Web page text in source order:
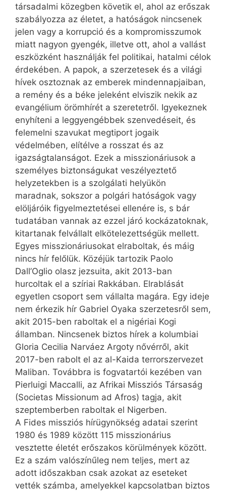
társadalmi közegben követik el, ahol az erőszak
szabályozza az életet, a hatóságok nincsenek
jelen vagy a korrupció és a kompromisszumok
miatt nagyon gyengék, illetve ott, ahol a vallást
eszközként használják fel politikai, hatalmi célok
érdekében. A papok, a szerzetesek és a világi
hívek osztoznak az emberek mindennapjaiban,
a remény és a béke jeleként elviszik nekik az
evangélium örömhírét a szeretetről. Igyekeznek
enyhíteni a leggyengébbek szenvedéseit, és
felemelni szavukat megtiport jogaik
védelmében, elítélve a rosszat és az
igazságtalanságot. Ezek a misszionáriusok a
személyes biztonságukat veszélyeztető
helyzetekben is a szolgálati helyükön
maradnak, sokszor a polgári hatóságok vagy
elöljáróik figyelmeztetései ellenére is, s bár
tudatában vannak az ezzel járó kockázatoknak,
kitartanak felvállalt elkötelezettségük mellett.
Egyes misszionáriusokat elraboltak, és máig
nincs hír felőlük. Közéjük tartozik Paolo
Dall’Oglio olasz jezsuita, akit 2013-ban
hurcoltak el a szíriai Rakkában. Elrablását
egyetlen csoport sem vállalta magára. Egy ideje
nem érkezik hír Gabriel Oyaka szerzetesről sem,
akit 2015-ben raboltak el a nigériai Kogi
államban. Nincsenek biztos hírek a kolumbiai
Gloria Cecilia Narváez Argoty nővérről, akit
2017-ben rabolt el az al-Kaida terrorszervezet
Maliban. Továbbra is fog­vatartói kezében van
Pierluigi Maccalli, az Afrikai Missziós Társaság
(Societas Missionum ad Afros) tagja, akit
szeptemberben raboltak el Nigerben.
A Fides missziós hírügynökség adatai szerint
1980 és 1989 között 115 misszionárius
vesztette életét erőszakos körülmények között.
Ez a szám valószínűleg nem teljes, mert az
adott időszakban csak azokat az eseteket
vették számba, amelyekkel kapcsolatban biztos